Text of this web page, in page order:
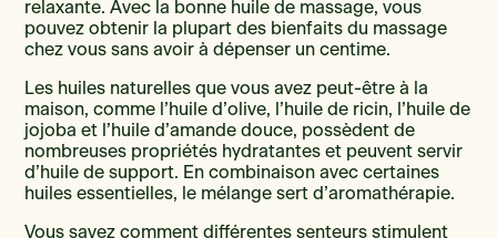
relaxante. Avec la bonne huile de massage, vous
pouvez obtenir la plupart des bienfaits du massage
chez vous sans avoir à dépenser un centime.
Les huiles naturelles que vous avez peut-être à la
maison, comme l’huile d’olive, l’huile de ricin, l’huile de
jojoba et l’huile d’amande douce, possèdent de
nombreuses propriétés hydratantes et peuvent servir
d’huile de support. En combinaison avec certaines
huiles essentielles, le mélange sert d’aromathérapie.
Vous savez comment différentes senteurs stimulent